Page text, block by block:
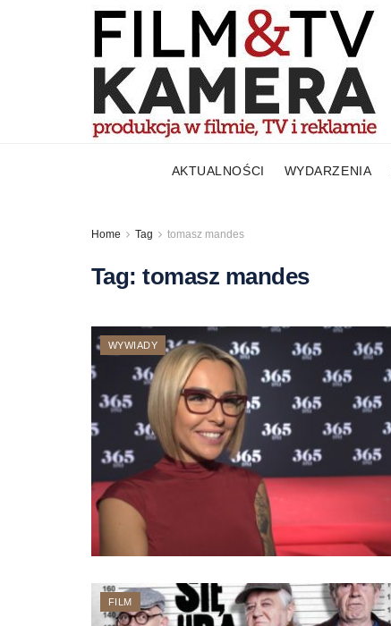
AKTUALNOŚCI WYDARZENIA
Home Tag tomasz mandes
Tag:tomasz mandes
WYWIADY
FILM